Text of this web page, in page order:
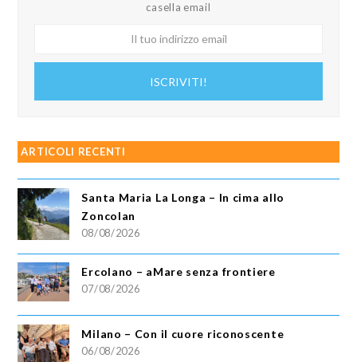
casella email
ISCRIVITI!
ARTICOLI RECENTI
Santa Maria La Longa – In cima allo
Zoncolan
08/08/2026
Ercolano – aMare senza frontiere
07/08/2026
Milano – Con il cuore riconoscente
06/08/2026